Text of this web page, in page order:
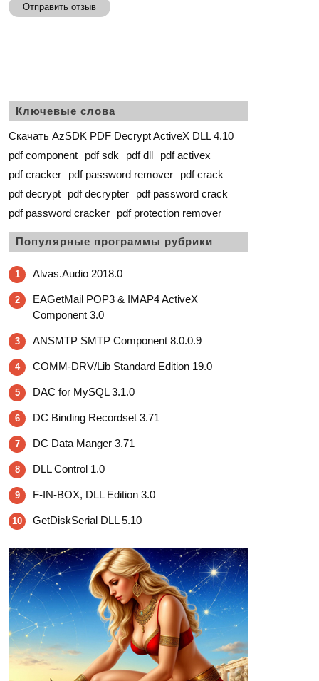
Отправить отзыв
Ключевые слова
Скачать AzSDK PDF Decrypt ActiveX DLL 4.10
pdf component
pdf sdk pdf dll
pdf activex
pdf cracker
pdf password remover
pdf crack
pdf decrypt
pdf decrypter
pdf password crack
pdf password cracker
pdf protection remover
Популярные программы рубрики
1 Alvas.Audio 2018.0
2
EAGetMail POP3 & IMAP4 ActiveX
Component 3.0
3 ANSMTP SMTP Component 8.0.0.9
4 COMM-DRV/Lib Standard Edition 19.0
5 DAC for MySQL 3.1.0
6 DC Binding Recordset 3.71
7 DC Data Manger 3.71
8 DLL Control 1.0
9 F-IN-BOX, DLL Edition 3.0
10 GetDiskSerial DLL 5.10